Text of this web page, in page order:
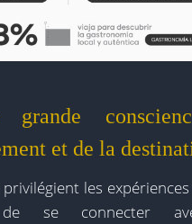
et de la
privilégient les
de se connecter